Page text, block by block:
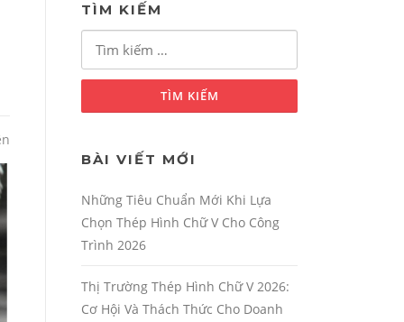
TÌM KIẾM
cho:
BÀI VIẾT MỚI
Những Tiêu Chuẩn Mới Khi Lựa
Chọn Thép Hình Chữ V Cho Công
Trình 2026
Thị Trường Thép Hình Chữ V 2026:
Cơ Hội Và Thách Thức Cho Doanh